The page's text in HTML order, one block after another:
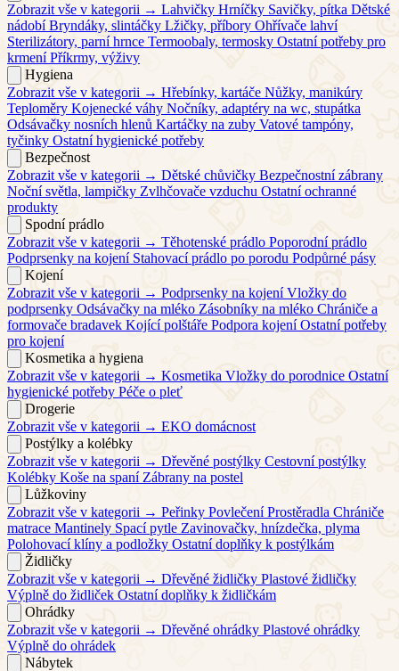
Zobrazit vše v kategorii → Lahvičky Hrníčky Savičky, pítka Dětské
nádobí Bryndáky, slintáčky Lžičky, příbory Ohřívače lahví
Sterilizátory, parní hrnce Termoobaly, termosky Ostatní potřeby pro
krmení Příkrmy, výživy
Hygiena
Zobrazit vše v kategorii → Hřebínky, kartáče Nůžky, manikúry
Teploměry Kojenecké váhy Nočníky, adaptéry na wc, stupátka
Odsávačky nosních hlenů Kartáčky na zuby Vatové tampóny,
tyčinky Ostatní hygienické potřeby
Bezpečnost
Zobrazit vše v kategorii → Dětské chůvičky Bezpečnostní zábrany
Noční světla, lampičky Zvlhčovače vzduchu Ostatní ochranné
produkty
Spodní prádlo
Zobrazit vše v kategorii → Těhotenské prádlo Poporodní prádlo
Podprsenky na kojení Stahovací prádlo po porodu Podpůrné pásy
Kojení
Zobrazit vše v kategorii → Podprsenky na kojení Vložky do
podprsenky Odsávačky na mléko Zásobníky na mléko Chrániče a
formovače bradavek Kojící polštáře Podpora kojení Ostatní potřeby
pro kojení
Kosmetika a hygiena
Zobrazit vše v kategorii → Kosmetika Vložky do porodnice Ostatní
hygienické potřeby Péče o pleť
Drogerie
Zobrazit vše v kategorii → EKO domácnost
Postýlky a kolébky
Zobrazit vše v kategorii → Dřevěné postýlky Cestovní postýlky
Kolébky Koše na spaní Zábrany na postel
Lůžkoviny
Zobrazit vše v kategorii → Peřinky Povlečení Prostěradla Chrániče
matrace Mantinely Spací pytle Zavinovačky, hnízdečka, plyma
Polohovací klíny a podložky Ostatní doplňky k postýlkám
Židličky
Zobrazit vše v kategorii → Dřevěné židličky Plastové židličky
Výplně do židliček Ostatní doplňky k židličkám
Ohrádky
Zobrazit vše v kategorii → Dřevěné ohrádky Plastové ohrádky
Výplně do ohrádek
Nábytek